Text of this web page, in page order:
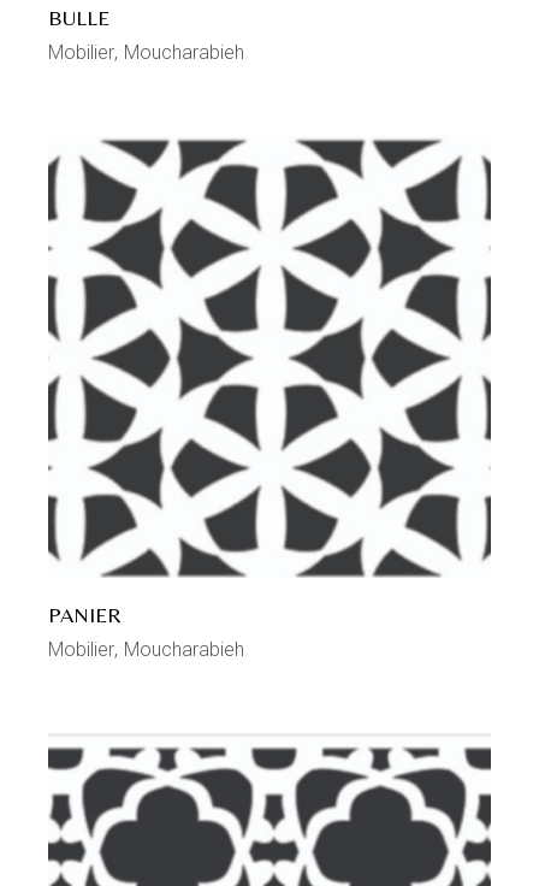
BULLE
Mobilier Moucharabieh
PANIER
Mobilier Moucharabieh